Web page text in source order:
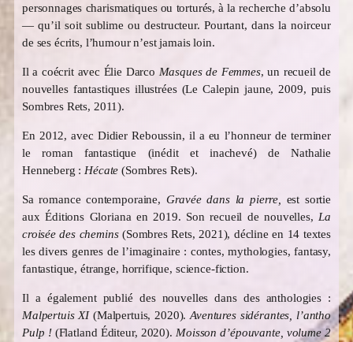
personnages charismatiques ou torturés, à la recherche d’absolu
— qu’il soit sublime ou destructeur. Pourtant, dans la noirceur
de ses écrits, l’humour n’est jamais loin.
Il a coécrit avec Élie Darco Masques de Femmes, un recueil de
nouvelles fantastiques illustrées (Le Calepin jaune, 2009, puis
Sombres Rets, 2011).
En 2012, avec Didier Reboussin, il a eu l’honneur de terminer
le roman fantastique (inédit et inachevé) de Nathalie
Henneberg : Hécate (Sombres Rets).
Sa romance contemporaine, Gravée dans la pierre,
est sortie
aux Éditions Gloriana en 2019. Son recueil de nouvelles, La
croisée des chemins(Sombres Rets, 2021), décline en 14 textes
les divers genres de l’imaginaire : contes, mythologies, fantasy,
fantastique, étrange, horrifique, science-fiction.
Il a également publié des nouvelles dans des anthologies :
Malpertuis XI(Malpertuis, 2020).Aventures sidérantes, l’antho
Pulp !(Flatland Éditeur, 2020). Moisson d’épouvante, volume 2